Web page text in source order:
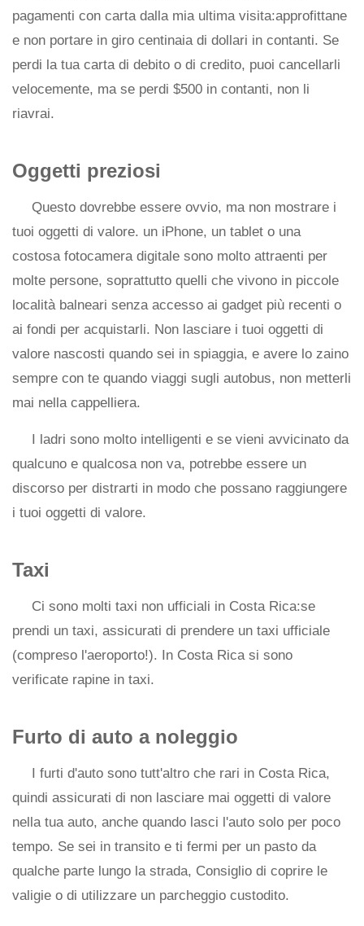
pagamenti con carta dalla mia ultima visita:approfittane
e non portare in giro centinaia di dollari in contanti. Se
perdi la tua carta di debito o di credito, puoi cancellarli
velocemente, ma se perdi $500 in contanti, non li
riavrai.
Oggetti preziosi
Questo dovrebbe essere ovvio, ma non mostrare i
tuoi oggetti di valore. un iPhone, un tablet o una
costosa fotocamera digitale sono molto attraenti per
molte persone, soprattutto quelli che vivono in piccole
località balneari senza accesso ai gadget più recenti o
ai fondi per acquistarli. Non lasciare i tuoi oggetti di
valore nascosti quando sei in spiaggia, e avere lo zaino
sempre con te quando viaggi sugli autobus, non metterli
mai nella cappelliera.
I ladri sono molto intelligenti e se vieni avvicinato da
qualcuno e qualcosa non va, potrebbe essere un
discorso per distrarti in modo che possano raggiungere
i tuoi oggetti di valore.
Taxi
Ci sono molti taxi non ufficiali in Costa Rica:se
prendi un taxi, assicurati di prendere un taxi ufficiale
(compreso l'aeroporto!). In Costa Rica si sono
verificate rapine in taxi.
Furto di auto a noleggio
I furti d'auto sono tutt'altro che rari in Costa Rica,
quindi assicurati di non lasciare mai oggetti di valore
nella tua auto, anche quando lasci l'auto solo per poco
tempo. Se sei in transito e ti fermi per un pasto da
qualche parte lungo la strada, Consiglio di coprire le
valigie o di utilizzare un parcheggio custodito.